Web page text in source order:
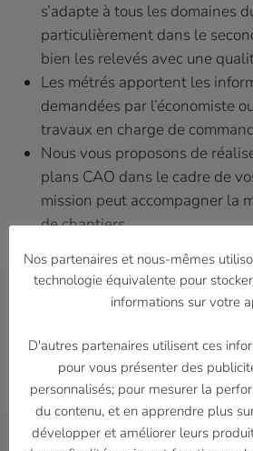
s’adapte à tous les domaines
particulièrement dans le
bien les relevés avec une
Les métrés apportent les
demandées par l’économiste
travaux en charge de
Nous vous proposons de
plans CAO dans le cadre de
mission peut accompagner la
de chantiers.
Vos plans seront élaborés à
DesignCad, logiciel 2D. Nous
cartouches et vos formats de
plans et le CCTP sont
les quantités nécessaires à la
chantier suivant votre
retranscrites les informations
Un seul interlocuteur sérieux,
Nos partenaires et nous-mêmes
technologie équivalente pour
informations sur votre
D'autres partenaires utilisent ces
pour vous présenter des
personnalisés; pour mesurer la
du contenu, et en apprendre plus
développer et améliorer leurs